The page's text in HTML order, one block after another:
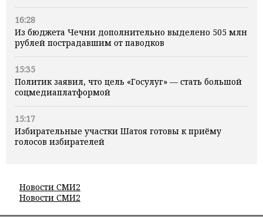
16:28
Из бюджета Чечни дополнительно выделено 505 млн
рублей пострадавшим от паводков
15:35
Политик заявил, что цель «Госулуг» — стать большой
соцмедиаплатформой
15:17
Избирательные участки Шатоя готовы к приёму
голосов избирателей
Новости СМИ2
Новости СМИ2